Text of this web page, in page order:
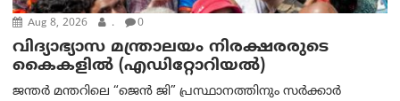
Aug 8, 2026 . 0
വിദ്യാഭ്യാസ മന്ത്രാലയം നിരക്ഷരരുടെ
കൈകളിൽ (എഡിറ്റോറിയല്‍)
ജന്തർ മന്തറിലെ “ജെൻ ജി” പ്രസ്ഥാനത്തിനും സർക്കാർ